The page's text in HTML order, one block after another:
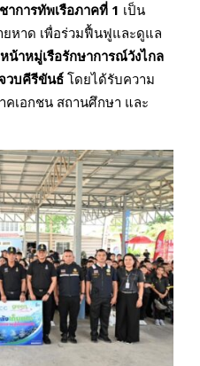
าการทัพเรือภาคที่ 1 เป็น
ยหาด เพื่อร่วมฟื้นฟูและดูแล
าหมู่เรือรักษาการณ์วังไกล
วบคีรีขันธ์ โดยได้รับความ
คเอกชน สถานศึกษา และ